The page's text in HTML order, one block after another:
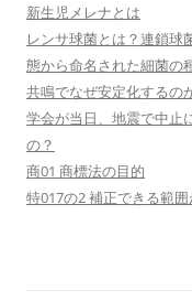
新生児メレナとは
レンサ球菌とは？連鎖球
態から命名された細菌の
共鳴でなぜ安定化するの
学会が当日、地震で中止
の？
商01 商標法の目的
特017の2 補正できる範